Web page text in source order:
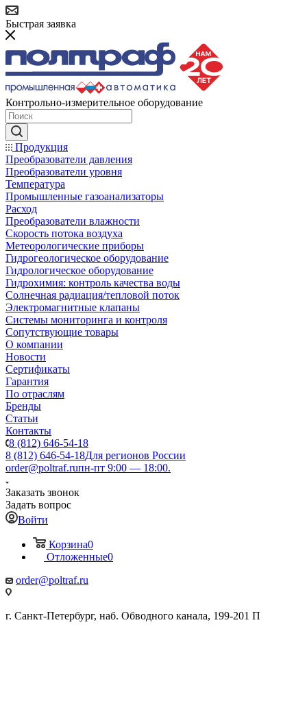
Быстрая заявка
Контрольно-измерительное оборудование
Продукция
Преобразователи давления
Преобразователи уровня
Температура
Промышленные газоанализаторы
Расход
Преобразователи влажности
Скорость потока воздуха
Метеорологические приборы
Гидрогеологическое оборудование
Гидрологическое оборудование
Гидрохимия: контроль качества воды
Солнечная радиация/тепловой поток
Электромагнитные клапаны
Системы мониторинга и контроля
Сопутствующие товары
О компании
Новости
Сертификаты
Гарантия
По отраслям
Бренды
Статьи
Контакты
8 (812) 646-54-18
8 (812) 646-54-18Для регионов России
order@poltraf.ruпн-пт 9:00 — 18:00.
Заказать звонок
Задать вопрос
Войти
Корзина0
Отложенные0
order@poltraf.ru
г. Санкт-Петербург, наб. Обводного канала, 199-201 П